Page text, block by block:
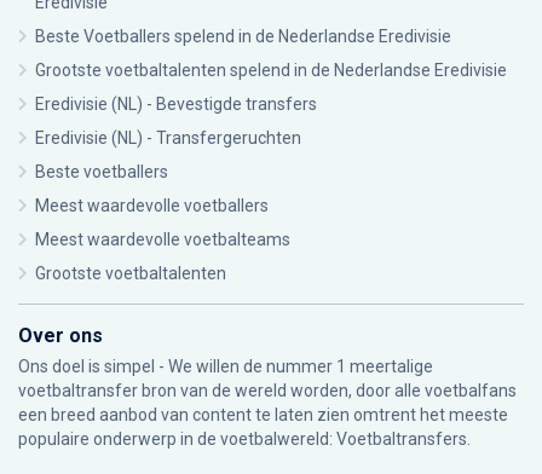
Beste Voetballers spelend in de Nederlandse Eredivisie
Grootste voetbaltalenten spelend in de Nederlandse Eredivisie
Eredivisie (NL) - Bevestigde transfers
Eredivisie (NL) - Transfergeruchten
Beste voetballers
Meest waardevolle voetballers
Meest waardevolle voetbalteams
Grootste voetbaltalenten
Over ons
Ons doel is simpel - We willen de nummer 1 meertalige
voetbaltransfer bron van de wereld worden, door alle voetbalfans
een breed aanbod van content te laten zien omtrent het meeste
populaire onderwerp in de voetbalwereld: Voetbaltransfers.